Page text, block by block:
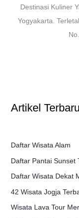
Destinasi Kuliner
Yogyakarta.
Artikel Terbaru
Daftar Wisata Alam
Daftar Pantai Sunset
Daftar Wisata Dekat
42 Wisata Jogja
Wisata Lava Tour